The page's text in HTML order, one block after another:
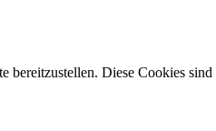
Diese Cookies